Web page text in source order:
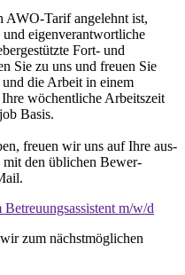
AWO-Tarif angelehnt ist,
eigenverantwortliche
Fort- und
Sie zu uns und freuen Sie
die Arbeit in einem
wöchentliche Arbeitszeit
Basis.
freuen wir uns auf Ihre aus­
mit den üblichen Bewer­
m/w/d
zum nächstmöglichen